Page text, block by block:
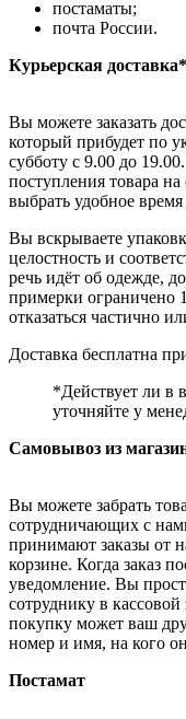
постаматы;
почта России.
Курьерская доставка*
Вы можете заказать
который прибудет по
субботу с 9.00 до
поступления товара
выбрать удобное
Вы вскрываете
целостность и
речь идёт об одежде,
примерки ограничено
отказаться частично
Доставка бесплатна
*Действует ли в
уточняйте у
Самовывоз из
Вы можете забрать
сотрудничающих с
принимают заказы от
корзине. Когда заказ
уведомление. Вы
сотруднику в кассовой
покупку может ваш
номер и имя, на кого
Постамат